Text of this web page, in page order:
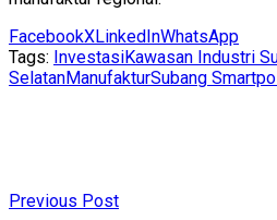
FacebookXLinkedInWhatsApp
Tags: InvestasiKawasan Industri
SelatanManufakturSubang
Previous Post